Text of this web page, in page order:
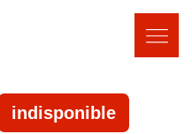
indisponible